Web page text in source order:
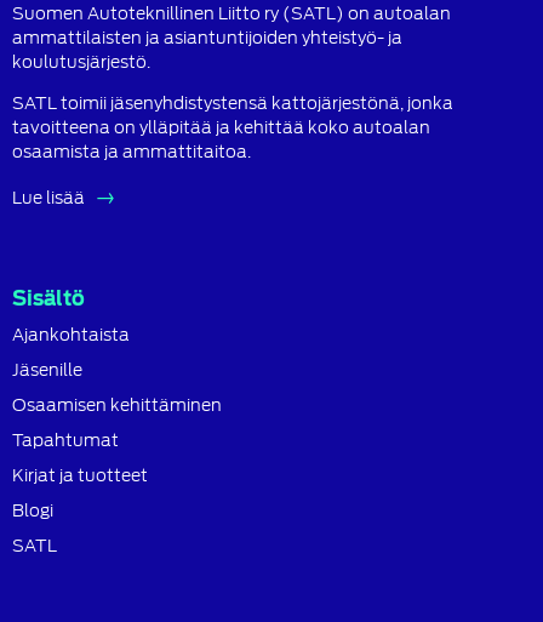
Suomen Autoteknillinen Liitto ry (SATL) on autoalan
ammattilaisten ja asiantuntijoiden yhteistyö- ja
koulutusjärjestö.
SATL toimii jäsenyhdistystensä kattojärjestönä, jonka
tavoitteena on ylläpitää ja kehittää koko autoalan
osaamista ja ammattitaitoa.
Lue lisää
Sisältö
Ajankohtaista
Jäsenille
Osaamisen kehittäminen
Tapahtumat
Kirjat ja tuotteet
Blogi
SATL